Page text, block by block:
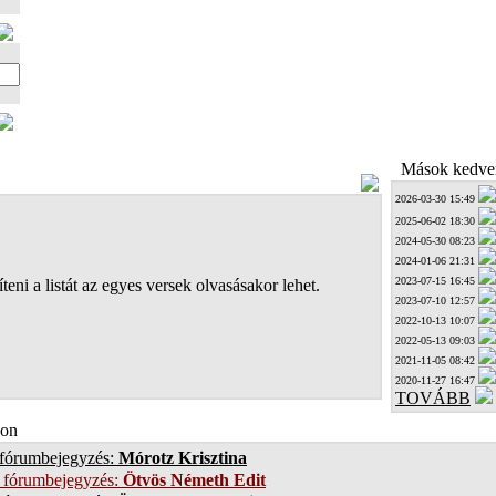
a listát az egyes versek olvasásakor lehet.
Mások
2026-03-30 15:49
2025-06-02 18:30
2024-05-30 08:23
2024-01-06 21:31
2023-07-15 16:45
2023-07-10 12:57
2022-10-13 10:07
2022-05-13 09:03
2021-11-05 08:42
2020-11-27 16:47
TOVÁBB
Mórotz Krisztina
Ötvös Németh Edit